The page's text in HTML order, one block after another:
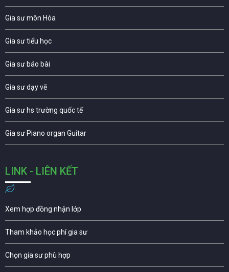
Gia sư môn Hóa
Gia sư tiểu học
Gia sư báo bài
Gia sư dạy vẽ
Gia sư hs trường quốc tế
Gia sư Piano organ Guitar
LINK - LIÊN KẾT
Xem hợp đồng nhận lớp
Tham khảo học phí gia sư
Chọn gia sư phù hợp